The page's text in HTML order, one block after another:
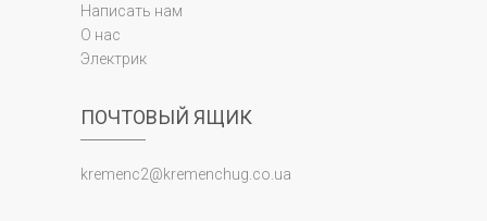
Написать нам
О нас
Электрик
ПОЧТОВЫЙ ЯЩИК
kremenc2@kremenchug.co.ua